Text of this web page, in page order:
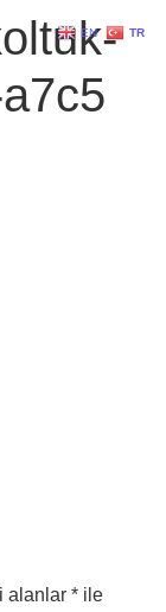
alanlar * ile
EN TR